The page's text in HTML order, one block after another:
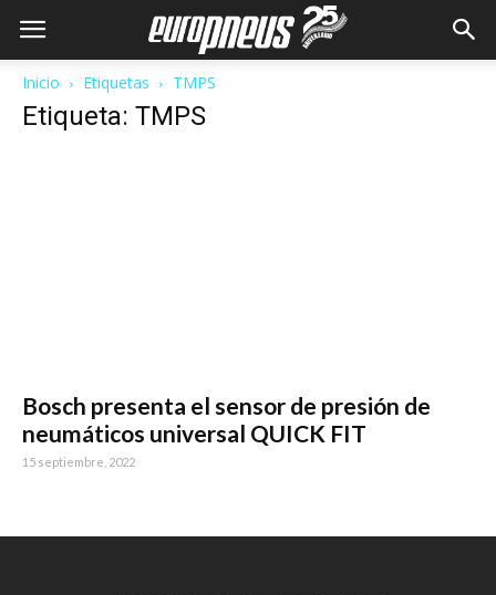
Inicio Etiquetas TMPS
Etiqueta: TMPS
Bosch presenta el sensor de presión de
neumáticos universal QUICK FIT
15 septiembre, 2022